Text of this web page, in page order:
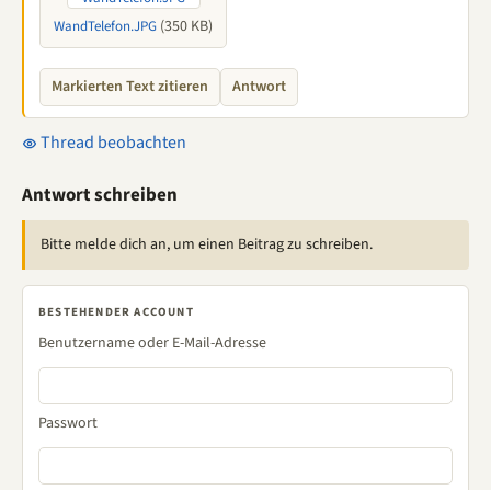
WandTelefon.JPG (350 KB)
Markierten Text zitieren Antwort
Thread beobachten
Antwort schreiben
Bitte melde dich an, um einen Beitrag zu schreiben.
BESTEHENDER ACCOUNT
Benutzername oder E-Mail-Adresse
Passwort